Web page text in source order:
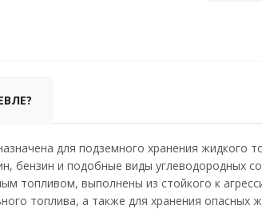
для подземного хранения
бензин и подобные виды углеводородных
топливом, выполнены из стойкого к
топлива, а также для хранения опасных